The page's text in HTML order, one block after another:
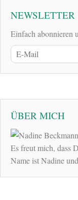
NEWSLETTER
Einfach abonnieren
ÜBER MICH
Es freut mich, dass
Name ist Nadine